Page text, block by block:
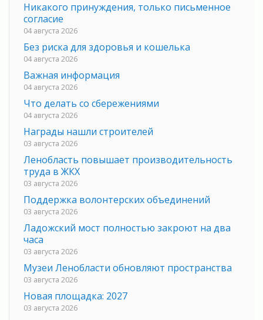
Никакого принуждения, только письменное
согласие
04 августа 2026
Без риска для здоровья и кошелька
04 августа 2026
Важная информация
04 августа 2026
Что делать со сбережениями
04 августа 2026
Награды нашли строителей
03 августа 2026
Ленобласть повышает производительность
труда в ЖКХ
03 августа 2026
Поддержка волонтерских объединений
03 августа 2026
Ладожский мост полностью закроют на два
часа
03 августа 2026
Музеи Ленобласти обновляют пространства
03 августа 2026
Новая площадка: 2027
03 августа 2026